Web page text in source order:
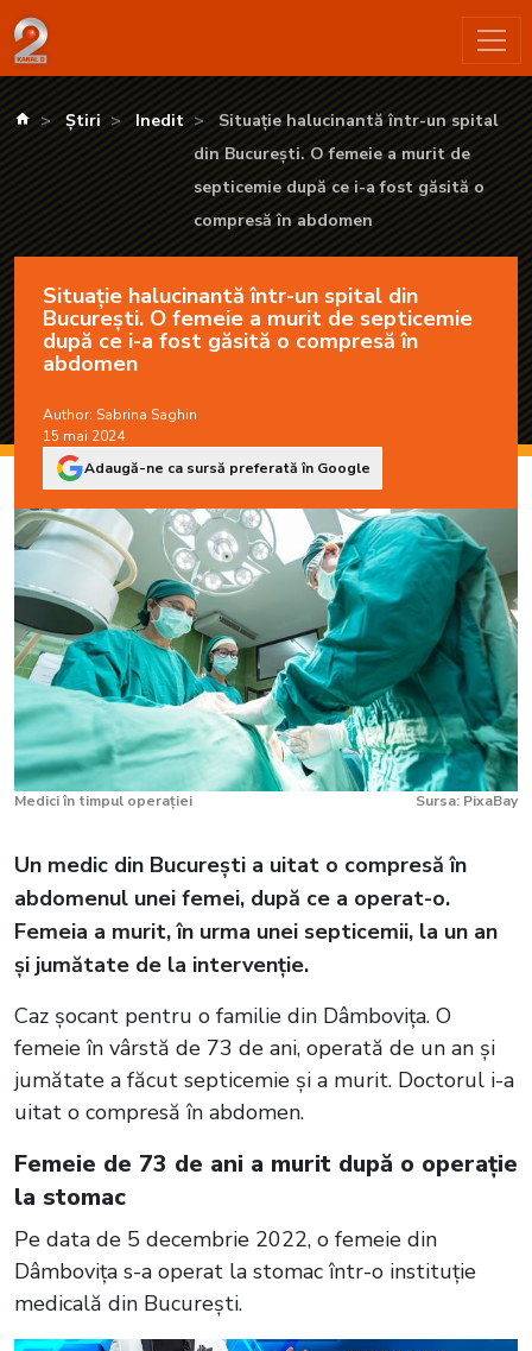
Situație halucinantă într-un spital din București. O femeie a
kanald.ro
Știri Inedit
Situație halucinantă într-un spital
din București. O femeie a murit de
septicemie după ce i-a fost găsită o
compresă în abdomen
Situație halucinantă într-un spital din
București. O femeie a murit de septicemie
după ce i-a fost găsită o compresă în
abdomen
Author: Sabrina Saghin
15 mai 2024
Adaugă-ne ca sursă preferată în Google
Medici în timpul operației Sursa: PixaBay
Un medic din București a uitat o compresă în
abdomenul unei femei, după ce a operat-o.
Femeia a murit, în urma unei septicemii, la un an
și jumătate de la intervenție.
Caz șocant pentru o familie din Dâmbovița. O
femeie în vârstă de 73 de ani, operată de un an și
jumătate a făcut septicemie și a murit. Doctorul i-a
uitat o compresă în abdomen.
Femeie de 73 de ani a murit după o operație
la stomac
Pe data de 5 decembrie 2022, o femeie din
Dâmbovița s-a operat la stomac într-o instituție
medicală din București.